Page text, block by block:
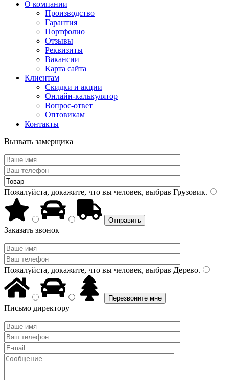
О компании
Производство
Гарантия
Портфолио
Отзывы
Реквизиты
Вакансии
Карта сайта
Клиентам
Скидки и акции
Онлайн-калькулятор
Вопрос-ответ
Оптовикам
Контакты
Вызвать замерщика
Пожалуйста, докажите, что вы человек, выбрав Грузовик.
Заказать звонок
Пожалуйста, докажите, что вы человек, выбрав Дерево.
Письмо директору